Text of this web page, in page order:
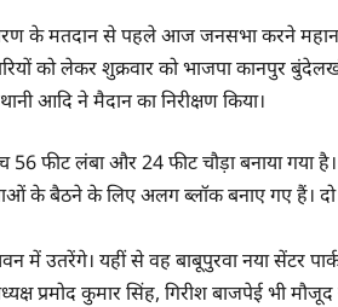
चरण के मतदान से पहले आज जनसभा करने
को लेकर शुक्रवार को भाजपा कानपुर बुंदेलखंड
आदि ने मैदान का निरीक्षण किया।
56 फीट लंबा और 24 फीट चौड़ा बनाया गया
के बैठने के लिए अलग ब्लॉक बनाए गए हैं।
में उतरेंगे। यहीं से वह बाबूपुरवा नया सेंटर
प्रमोद कुमार सिंह, गिरीश बाजपेई भी मौजूद